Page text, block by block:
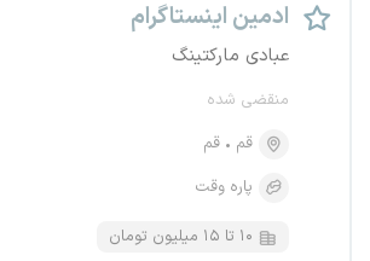
ادمین اینستاگرام
عبادی مارکتینگ
منقضی شده
قم
قم
پاره وقت
۱۰ تا ۱۵ میلیون تومان